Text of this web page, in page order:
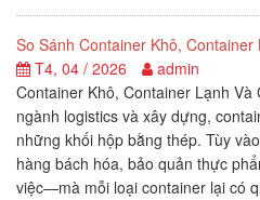
So Sánh Container Khô,
T4, 04 / 2026
admin
Container Khô, Container Lạnh Và
ngành logistics và xây dựng,
những khối hộp bằng thép. Tùy
hàng bách hóa, bảo quản thực
việc—mà mỗi loại container lại có